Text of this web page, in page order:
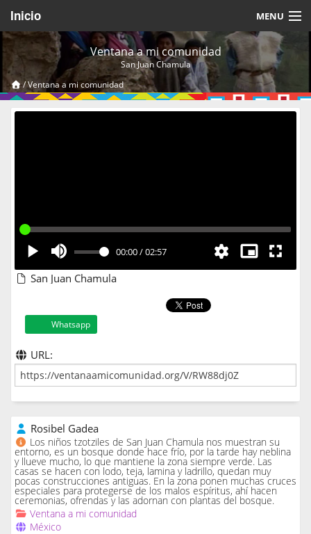
Inicio MENU
Acerca de
Videos Temáticos
Cerrar Sesión
Ventana a mi comunidad
San Juan Chamula
/Ventana a mi comunidad
00:00/02:57
San Juan Chamula
Whatsapp
URL:
Rosibel Gadea
Los niños tzotziles de San Juan Chamula nos muestran su
entorno, es un bosque donde hace frío, por la tarde hay neblina
y llueve mucho, lo que mantiene la zona siempre verde. Las
casas se hacen con lodo, teja, lamina y ladrillo, quedan muy
pocas construcciones antiguas. En la zona ponen muchas cruces
especiales para protegerse de los malos espíritus, ahí hacen
ceremonias, ofrendas y las adornan con plantas del bosque.
Ventana a mi comunidad
México